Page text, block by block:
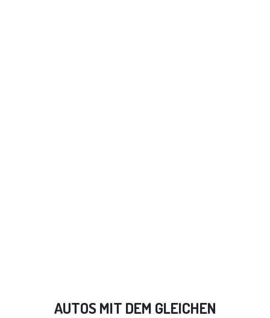
AUTOS MIT DEM GLEICHEN